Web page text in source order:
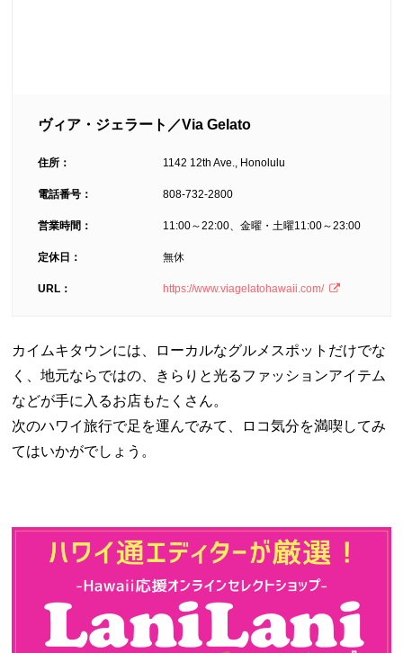
ヴィア・ジェラート／Via Gelato
住所： 1142 12th Ave., Honolulu
電話番号： 808-732-2800
営業時間： 11:00～22:00、金曜・土曜11:00～23:00
定休日： 無休
URL： https://www.viagelatohawaii.com/
カイムキタウンには、ローカルなグルメスポットだけでな
く、地元ならではの、きらりと光るファッションアイテム
などが手に入るお店もたくさん。
次のハワイ旅行で足を運んでみて、ロコ気分を満喫してみ
てはいかがでしょう。